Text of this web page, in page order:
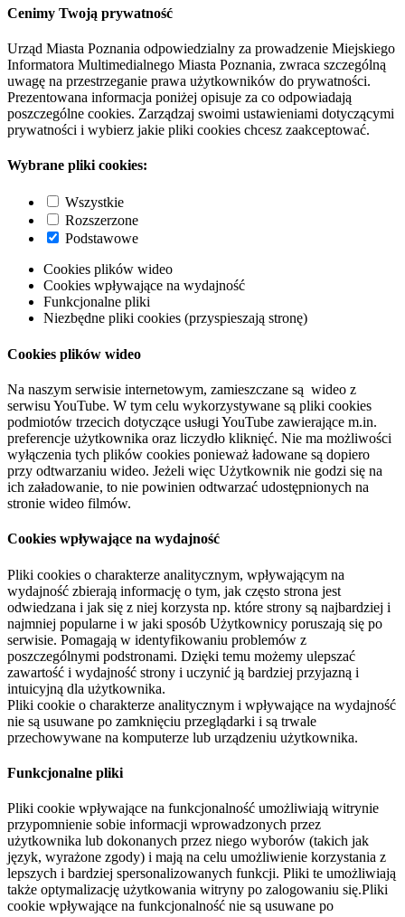
Cenimy Twoją prywatność
Urząd Miasta Poznania odpowiedzialny za prowadzenie Miejskiego
Informatora Multimedialnego Miasta Poznania, zwraca szczególną
uwagę na przestrzeganie prawa użytkowników do prywatności.
Prezentowana informacja poniżej opisuje za co odpowiadają
poszczególne cookies. Zarządzaj swoimi ustawieniami dotyczącymi
prywatności i wybierz jakie pliki cookies chcesz zaakceptować.
Wybrane pliki cookies:
Wszystkie
Rozszerzone
Podstawowe
Cookies plików wideo
Cookies wpływające na wydajność
Funkcjonalne pliki
Niezbędne pliki cookies (przyspieszają stronę)
Cookies plików wideo
Na naszym serwisie internetowym, zamieszczane są wideo z
serwisu YouTube. W tym celu wykorzystywane są pliki cookies
podmiotów trzecich dotyczące usługi YouTube zawierające m.in.
preferencje użytkownika oraz liczydło kliknięć. Nie ma możliwości
wyłączenia tych plików cookies ponieważ ładowane są dopiero
przy odtwarzaniu wideo. Jeżeli więc Użytkownik nie godzi się na
ich załadowanie, to nie powinien odtwarzać udostępnionych na
stronie wideo filmów.
Cookies wpływające na wydajność
Pliki cookies o charakterze analitycznym, wpływającym na
wydajność zbierają informację o tym, jak często strona jest
odwiedzana i jak się z niej korzysta np. które strony są najbardziej i
najmniej popularne i w jaki sposób Użytkownicy poruszają się po
serwisie. Pomagają w identyfikowaniu problemów z
poszczególnymi podstronami. Dzięki temu możemy ulepszać
zawartość i wydajność strony i uczynić ją bardziej przyjazną i
intuicyjną dla użytkownika.
Pliki cookie o charakterze analitycznym i wpływające na wydajność
nie są usuwane po zamknięciu przeglądarki i są trwale
przechowywane na komputerze lub urządzeniu użytkownika.
Funkcjonalne pliki
Pliki cookie wpływające na funkcjonalność umożliwiają witrynie
przypomnienie sobie informacji wprowadzonych przez
użytkownika lub dokonanych przez niego wyborów (takich jak
język, wyrażone zgody) i mają na celu umożliwienie korzystania z
lepszych i bardziej spersonalizowanych funkcji. Pliki te umożliwiają
także optymalizację użytkowania witryny po zalogowaniu się.Pliki
cookie wpływające na funkcjonalność nie są usuwane po